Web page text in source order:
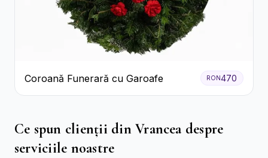
Coroană Funerară cu Garoafe RON470
Ce spun clienții din Vrancea despre
serviciile noastre